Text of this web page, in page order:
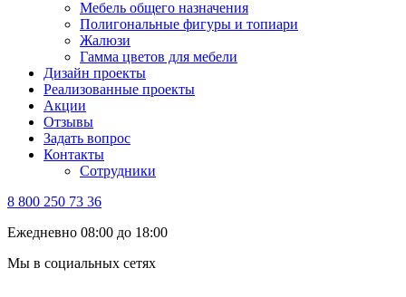
Мебель общего назначения
Полигональные фигуры и топиари
Жалюзи
Гамма цветов для мебели
Дизайн проекты
Реализованные проекты
Акции
Отзывы
Задать вопрос
Контакты
Сотрудники
8 800 250 73 36
Ежедневно 08:00 до 18:00
Мы в социальных сетях